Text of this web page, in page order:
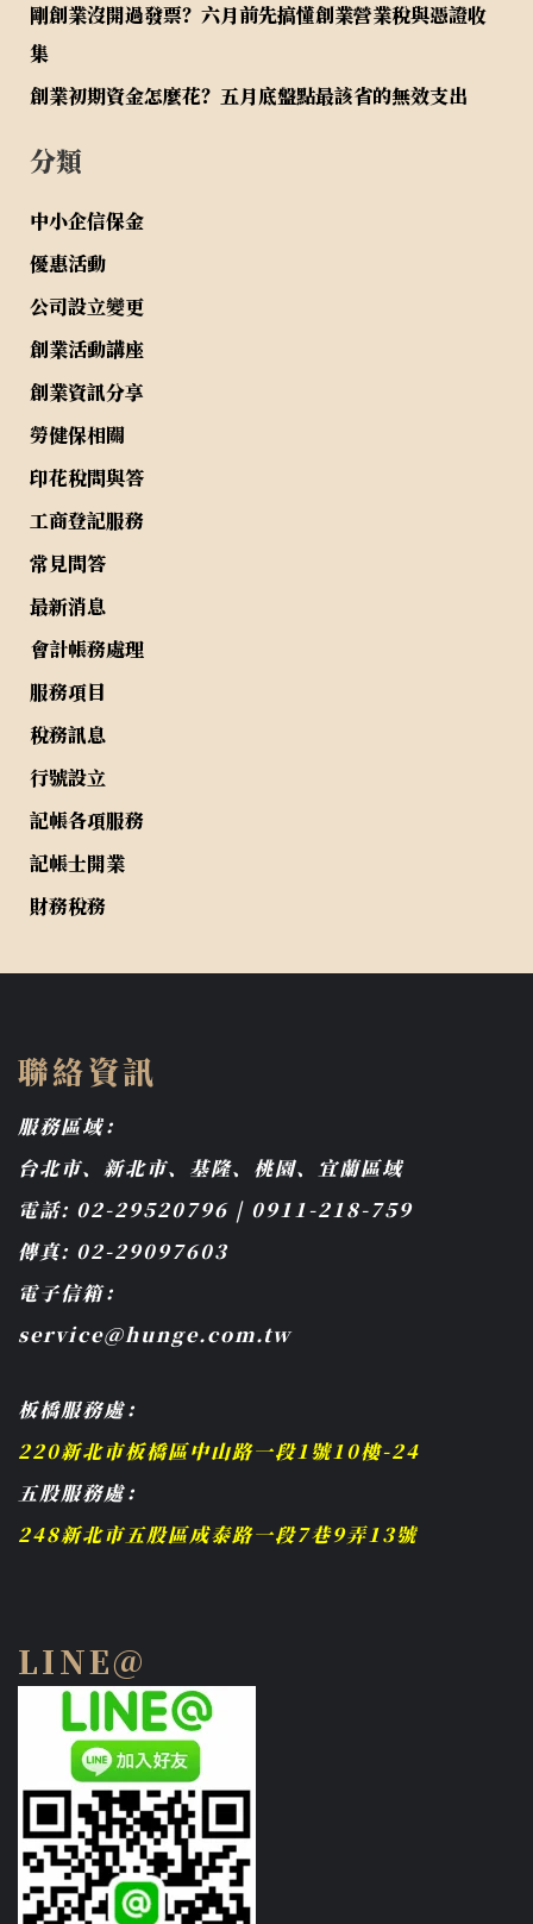
剛創業沒開過發票？六月前先搞懂創業營業稅與憑證收
集
創業初期資金怎麼花？五月底盤點最該省的無效支出
分類
中小企信保金
優惠活動
公司設立變更
創業活動講座
創業資訊分享
勞健保相關
印花稅問與答
工商登記服務
常見問答
最新消息
會計帳務處理
服務項目
稅務訊息
行號設立
記帳各項服務
記帳士開業
財務稅務
聯絡資訊
服務區域：
台北市、新北市、基隆、桃園、宜蘭區域
電話: 02-29520796 | 0911-218-759
傳真: 02-29097603
電子信箱：
service@hunge.com.tw
板橋服務處：
220新北市板橋區中山路一段1號10樓-24
五股服務處：
248新北市五股區成泰路一段7巷9弄13號
LINE@